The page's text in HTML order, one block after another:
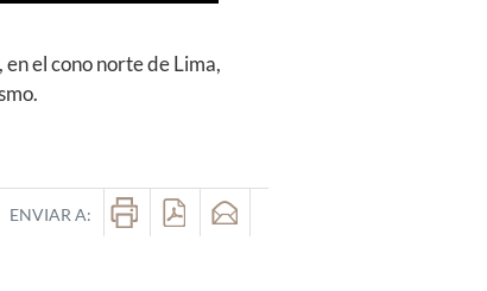
el cono norte de Lima,
ENVIAR A: